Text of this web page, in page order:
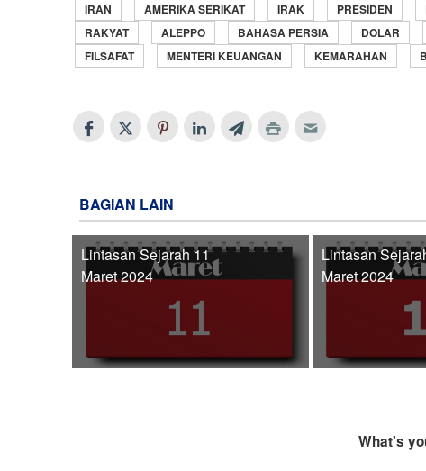
IRAN AMERIKA SERIKAT IRAK PRESIDEN
RAKYAT
ALEPPO BAHASA PERSIA DOLAR
FILSAFAT
MENTERI KEUANGAN KEMARAHAN
BAGIAN LAIN
Lintasan Sejarah 11
Maret 2024
Lintasan
Maret 2024